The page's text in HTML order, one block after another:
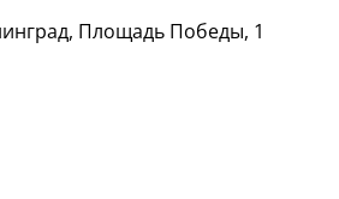
Площадь Победы, 1